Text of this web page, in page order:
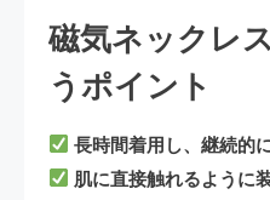
磁気ネックレ
うポイント
長時間着用し、継続的
肌に直接触れるように